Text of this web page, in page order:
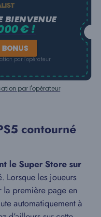
BIENVENUE
€ !
BONUS
par l'opérateur
par l'opérateur
contourné
le Super Store sur
Lorsque les joueurs
la première page en
automatiquement à